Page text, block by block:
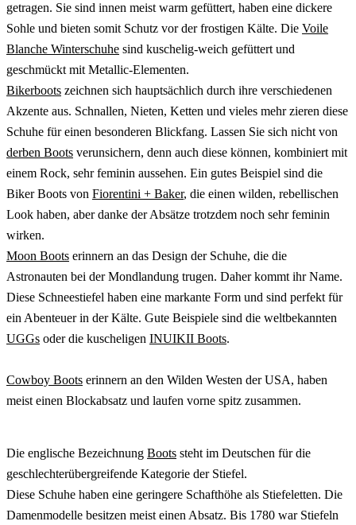
getragen. Sie sind innen meist warm gefüttert, haben eine dickere
Sohle und bieten somit Schutz vor der frostigen Kälte. Die Voile
Blanche Winterschuhe sind kuschelig-weich gefüttert und
geschmückt mit Metallic-Elementen.
Bikerboots zeichnen sich hauptsächlich durch ihre verschiedenen
Akzente aus. Schnallen, Nieten, Ketten und vieles mehr zieren diese
Schuhe für einen besonderen Blickfang. Lassen Sie sich nicht von
derben Boots verunsichern, denn auch diese können, kombiniert mit
einem Rock, sehr feminin aussehen. Ein gutes Beispiel sind die
Biker Boots von Fiorentini + Baker, die einen wilden, rebellischen
Look haben, aber danke der Absätze trotzdem noch sehr feminin
wirken.
Moon Boots erinnern an das Design der Schuhe, die die
Astronauten bei der Mondlandung trugen. Daher kommt ihr Name.
Diese Schneestiefel haben eine markante Form und sind perfekt für
ein Abenteuer in der Kälte. Gute Beispiele sind die weltbekannten
UGGs oder die kuscheligen INUIKII Boots.
Cowboy Boots erinnern an den Wilden Westen der USA, haben
meist einen Blockabsatz und laufen vorne spitz zusammen.
Die englische Bezeichnung Boots steht im Deutschen für die
geschlechterübergreifende Kategorie der Stiefel.
Diese Schuhe haben eine geringere Schafthöhe als Stiefeletten. Die
Damenmodelle besitzen meist einen Absatz. Bis 1780 war Stiefeln